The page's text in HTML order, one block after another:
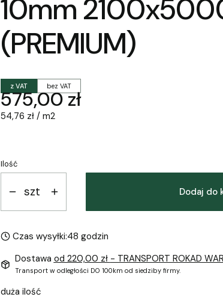
10mm
(PREMIUM)
z VAT bez VAT
Cena
575,00 zł
54,76 zł / m2
Ilość
szt Dodaj do
Czas wysyłki:48 godzin
Dostawa od 220,00 zł - TRANSPORT ROKAD
Transport w odległości DO 100km od siedziby firmy.
duża ilość